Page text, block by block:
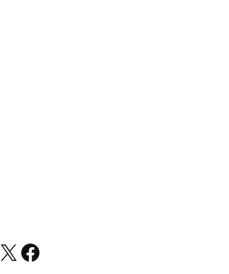
https://x.com/newsconsumerlaw?s=21Facebook